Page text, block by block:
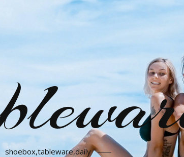
shoebox,tableware,daily